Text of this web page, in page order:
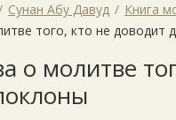
Сунан Абу Давуд
Книга
того, кто не доводит
о молитве